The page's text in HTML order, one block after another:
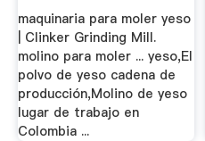
maquinaria para moler yeso
| Clinker Grinding Mill.
molino para moler ... yeso,El
polvo de yeso cadena de
producción,Molino de yeso
lugar de trabajo en
Colombia ...